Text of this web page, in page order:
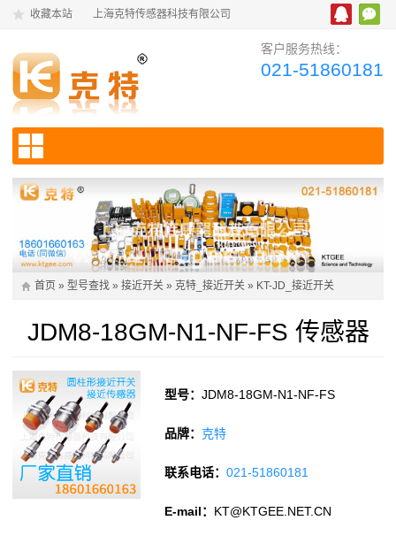
收藏本站 上海克特传感器科技有限公司
客户服务热线：
021-51860181
首页 » 型号查找 » 接近开关 » 克特_接近开关 » KT-JD_接近开关
JDM8-18GM-N1-NF-FS 传感器
型号：JDM8-18GM-N1-NF-FS
品牌： 克特
联系电话：021-51860181
E-mail： KT@KTGEE.NET.CN